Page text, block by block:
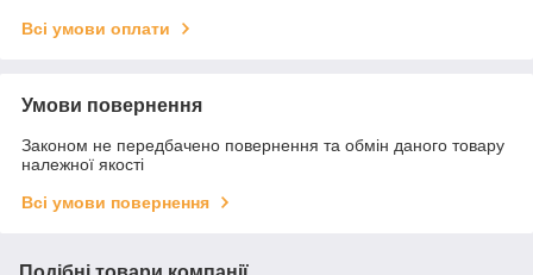
Всі умови оплати
Умови повернення
Законом не передбачено повернення та обмін даного товару
належної якості
Всі умови повернення